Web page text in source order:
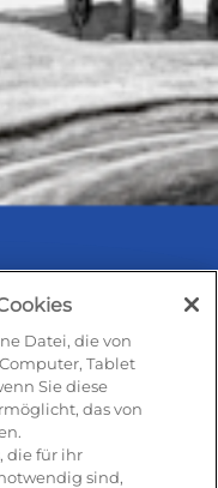
Datei, die von
Tablet
Sie diese
das von
die für ihr
sind,